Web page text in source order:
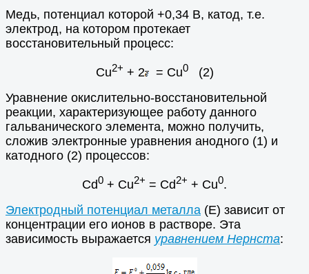
Медь, потенциал которой +0,34 В, катод, т.е.
электрод, на котором протекает
восстановительный процесс:
Cu2+ + 2 = Cu0(2)
Уравнение окислительно-восстановительной
реакции, характеризующее работу данного
гальванического элемента, можно получить,
сложив электронные уравнения анодного (1) и
катодного (2) процессов:
Cd0 + Cu2+ = Cd2+ + Cu0.
Электродный потенциал металла (Е) зависит от
концентрации его ионов в растворе. Эта
зависимость выражается уравнением Нернста: